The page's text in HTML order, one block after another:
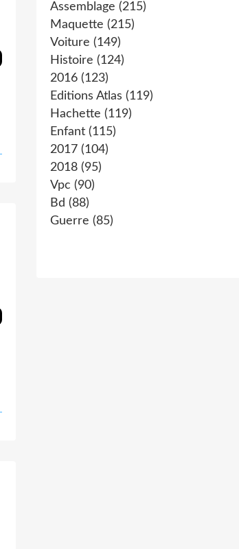
Assemblage (215)
Maquette (215)
Voiture (149)
Histoire (124)
2016 (123)
Editions Atlas (119)
Hachette (119)
Enfant (115)
2017 (104)
2018 (95)
Vpc (90)
Bd (88)
Guerre (85)